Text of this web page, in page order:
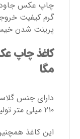
گرم کیفیت
پرینت شدن
مگا
۲۱۰ میلی متر تولید و به بازار عرضه شده است.
این کاغذ